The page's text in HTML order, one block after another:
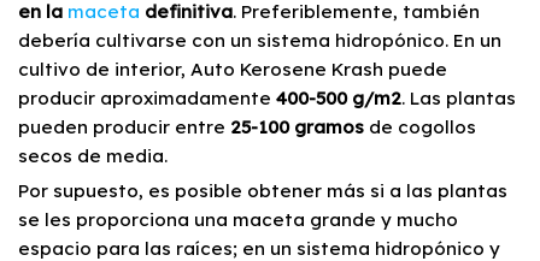
en la maceta definitiva. Preferiblemente, también
debería cultivarse con un sistema hidropónico. En un
cultivo de interior, Auto Kerosene Krash puede
producir aproximadamente 400-500 g/m2. Las plantas
pueden producir entre 25-100 gramos de cogollos
secos de media.
Por supuesto, es posible obtener más si a las plantas
se les proporciona una maceta grande y mucho
espacio para las raíces; en un sistema hidropónico y